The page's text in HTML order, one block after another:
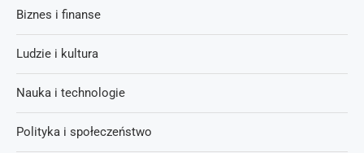
Biznes i finanse
Ludzie i kultura
Nauka i technologie
Polityka i społeczeństwo